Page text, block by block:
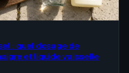
: quel dosage de
et liquide vaisselle